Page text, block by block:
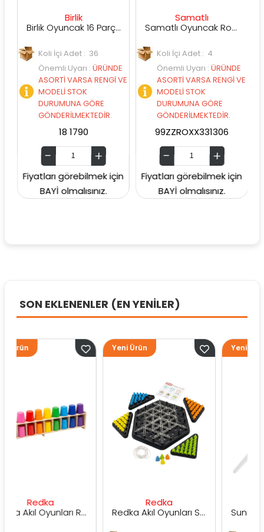
Birlik
Birlik Oyuncak 16 Parça Patlıcanlı Kesilebilen Meyve Sebze
Koli İçi Adet : 36
Önemli Uyarı:ÜRÜNDE
ASORTİ VARSA RENGİ VE
MODELİ STOK
DURUMUNA GÖRE
GÖNDERİLMEKTEDİR.
18 1790
Fiyatları görebilmek için
BAYİ olmalısınız.
Samatlı
Samatlı Oyuncak Roxx Koleksiyon Çantası
Koli İçi Adet : 4
Önemli Uyarı:ÜRÜNDE
ASORTİ VARSA RENGİ VE
MODELİ STOK
DURUMUNA GÖRE
GÖNDERİLMEKTEDİR.
99ZZROXX331306
Fiyatları görebilmek için
BAYİ olmalısınız.
SON EKLENENLER (EN YENİLER)
Redka Akıl Oyunları Renk Dedektifi Oyunu
Redka Akıl Oyunları Strateji Üçgeni Oyunu
Yeni Ürün Yeni Ürün